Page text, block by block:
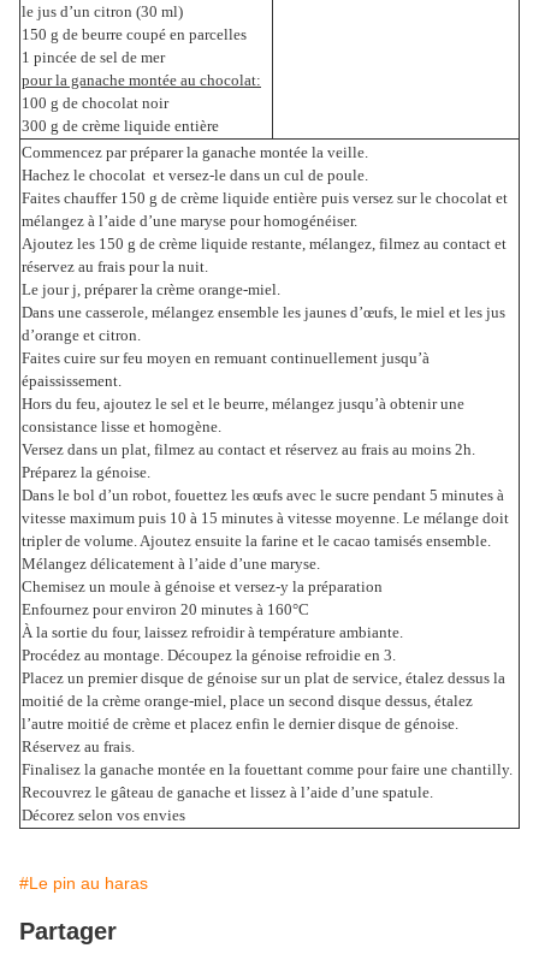
le jus d’un citron (30 ml)
150 g de beurre coupé en parcelles
1 pincée de sel de mer
pour la ganache montée au chocolat:
100 g de chocolat noir
300 g de crème liquide entière
Commencez par préparer la ganache montée la veille.
Hachez le chocolat et versez-le dans un cul de poule.
Faites chauffer 150 g de crème liquide entière puis versez sur le chocolat et
mélangez à l’aide d’une maryse pour homogénéiser.
Ajoutez les 150 g de crème liquide restante, mélangez, filmez au contact et
réservez au frais pour la nuit.
Le jour j, préparer la crème orange-miel.
Dans une casserole, mélangez ensemble les jaunes d’œufs, le miel et les jus
d’orange et citron.
Faites cuire sur feu moyen en remuant continuellement jusqu’à
épaississement.
Hors du feu, ajoutez le sel et le beurre, mélangez jusqu’à obtenir une
consistance lisse et homogène.
Versez dans un plat, filmez au contact et réservez au frais au moins 2h.
Préparez la génoise.
Dans le bol d’un robot, fouettez les œufs avec le sucre pendant 5 minutes à
vitesse maximum puis 10 à 15 minutes à vitesse moyenne. Le mélange doit
tripler de volume. Ajoutez ensuite la farine et le cacao tamisés ensemble.
Mélangez délicatement à l’aide d’une maryse.
Chemisez un moule à génoise et versez-y la préparation
Enfournez pour environ 20 minutes à 160°C
À la sortie du four, laissez refroidir à température ambiante.
Procédez au montage. Découpez la génoise refroidie en 3.
Placez un premier disque de génoise sur un plat de service, étalez dessus la
moitié de la crème orange-miel, place un second disque dessus, étalez
l’autre moitié de crème et placez enfin le dernier disque de génoise.
Réservez au frais.
Finalisez la ganache montée en la fouettant comme pour faire une chantilly.
Recouvrez le gâteau de ganache et lissez à l’aide d’une spatule.
Décorez selon vos envies
#Le pin au haras
Partager